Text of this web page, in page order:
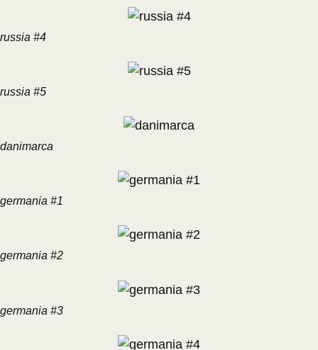
russia #4
russia #5
danimarca
germania #1
germania #2
germania #3